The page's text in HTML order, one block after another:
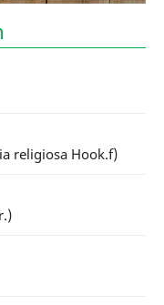
religiosa Hook.f)